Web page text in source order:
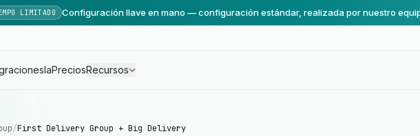
LIMITADO Configuración llave en mano — configuración estándar, realizada por nuestro
IaPreciosRecursos
/First Delivery Group + Big Delivery